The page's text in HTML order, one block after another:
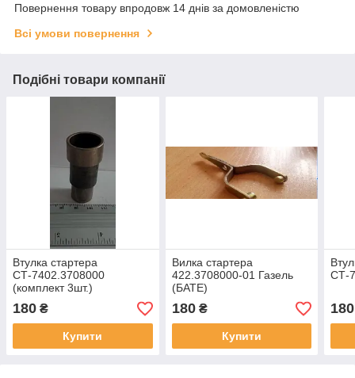
Повернення товару впродовж 14 днів за домовленістю
Всі умови повернення
Подібні товари компанії
Втулка стартера
СТ-7402.3708000
(комплект 3шт.)
180 ₴
Купити
Вилка стартера
422.3708000-01 Газель
(БАТЕ)
180₴
Купити
СТ-
180